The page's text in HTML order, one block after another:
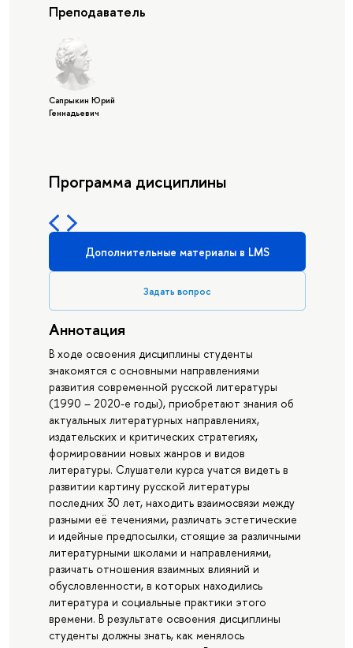
Преподаватель
Сапрыкин Юрий
Геннадьевич
Программа дисциплины
Дополнительные материалы в LMS
Задать вопрос
Аннотация
В ходе освоения дисциплины студенты
знакомятся с основными направлениями
развития современной русской литературы
(1990 – 2020-е годы), приобретают знания об
актуальных литературных направлениях,
издательских и критических стратегиях,
формировании новых жанров и видов
литературы. Слушатели курса учатся видеть в
развитии картину русской литературы
последних 30 лет, находить взаимосвязи между
разными её течениями, различать эстетические
и идейные предпосылки, стоящие за различными
литературными школами и направлениями,
разичать отношения взаимных влияний и
обусловленности, в которых находились
литература и социальные практики этого
времени. В результате освоения дисциплины
студенты должны знать, как менялось